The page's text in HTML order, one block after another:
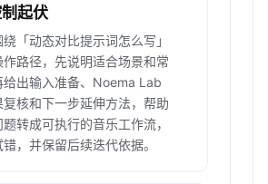
起伏
「动态对比提示词怎么写」
路径，先说明适合场景和常
给出输入准备、Noema Lab
复核和下一步延伸方法，帮助
转成可执行的音乐工作流，
，并保留后续迭代依据。